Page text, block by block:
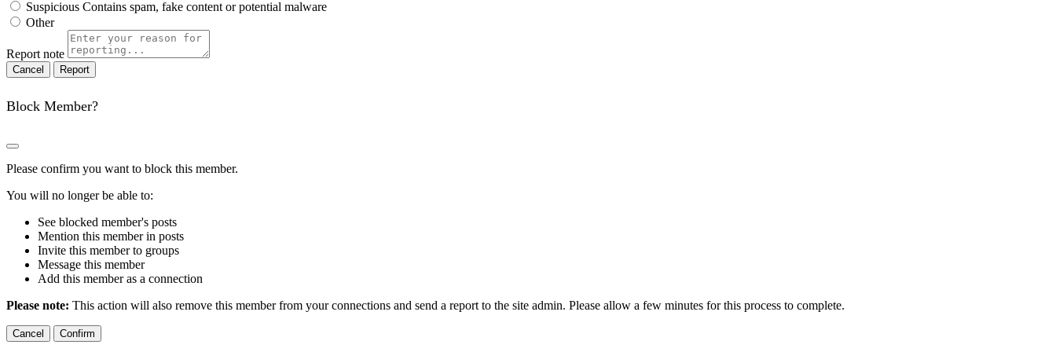
Suspicious Contains spam, fake content or potential malware
Other
Report note
Report
Block Member?
Please confirm you want to block this member.
You will no longer be able to:
See blocked member's posts
Mention this member in posts
Invite this member to groups
Message this member
Add this member as a connection
Please note: This action will also remove this member from your connections and send a report to the site admin. Please allow a few minutes for this process to complete.
Confirm